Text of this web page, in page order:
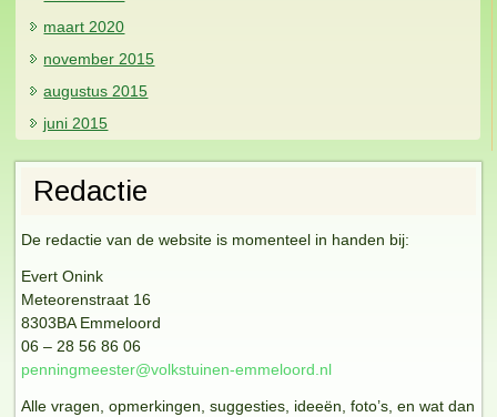
maart 2020
november 2015
augustus 2015
juni 2015
Redactie
De redactie van de website is momenteel in handen bij:
Evert Onink
Meteorenstraat 16
8303BA Emmeloord
06 – 28 56 86 06
penningmeester@volkstuinen-emmeloord.nl
Alle vragen, opmerkingen, suggesties, ideeën, foto’s, en wat dan